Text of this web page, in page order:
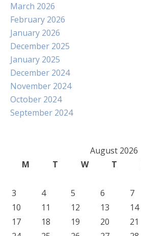
March 2026
February 2026
January 2026
December 2025
January 2025
December 2024
November 2024
October 2024
September 2024
August 2026
M
T W T
3
4 5 6 7
10
11 12 13 14
17
18 19 20 21